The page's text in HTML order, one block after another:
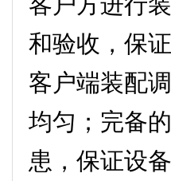
和验收，保
客户端装配
均匀；完备
患，保证设